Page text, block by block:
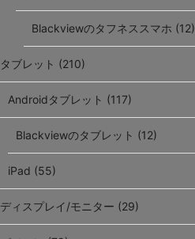
Blackviewのタフネススマホ (12)
タブレット (210)
Androidタブレット (117)
Blackviewのタブレット (12)
iPad (55)
ディスプレイ/モニター (29)